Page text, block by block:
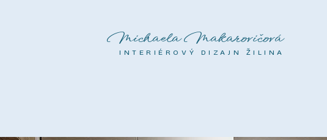
Michaela Makarovičová
INTERIÉROVÝ DIZAJN ŽILINA